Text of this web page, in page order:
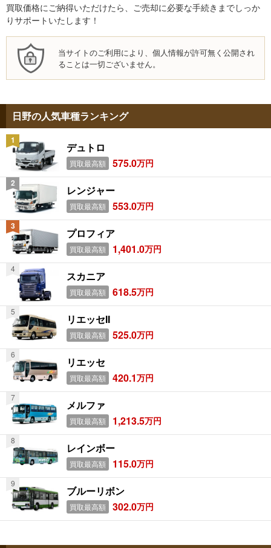
買取価格にご納得いただけたら、ご売却に必要な手続きまでしっか
りサポートいたします！
当サイトのご利用により、個人情報が許可無く公開され
ることは一切ございません。
日野の人気車種ランキング
デュトロ
買取最高額 575.0万円
レンジャー
買取最高額 553.0万円
プロフィア
買取最高額 1,401.0万円
スカニア
買取最高額 618.5万円
リエッセII
買取最高額 525.0万円
リエッセ
買取最高額 420.1万円
メルファ
買取最高額 1,213.5万円
レインボー
買取最高額 115.0万円
ブルーリボン
買取最高額 302.0万円